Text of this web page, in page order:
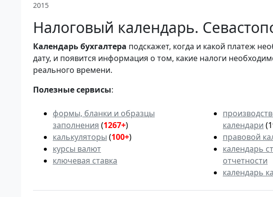
2015
Налоговый календарь.
Календарьбухгалтера подскажет, когда и какой платеж
дату, и появится информация о том, какие налоги
реального времени.
Полезные сервисы:
формы, бланки и образцы
заполнения (1267+)
калькуляторы (100+)
курсы валют
ключевая ставка
календари
правовой
календарь
отчетности
календарь